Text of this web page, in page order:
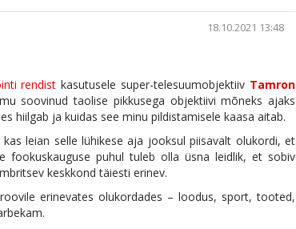
18.10.2021 13:48
rendist kasutusele super-telesuumobjektiiv Tamron
soovinud taolise pikkusega objektiivi mõneks ajaks
hiilgab ja kuidas see minu pildistamisele kaasa aitab.
leian selle lühikese aja jooksul piisavalt olukordi, et
puhul tuleb olla üsna leidlik, et sobiv
keskkond täiesti erinev.
erinevates olukordades – loodus, sport, tooted,